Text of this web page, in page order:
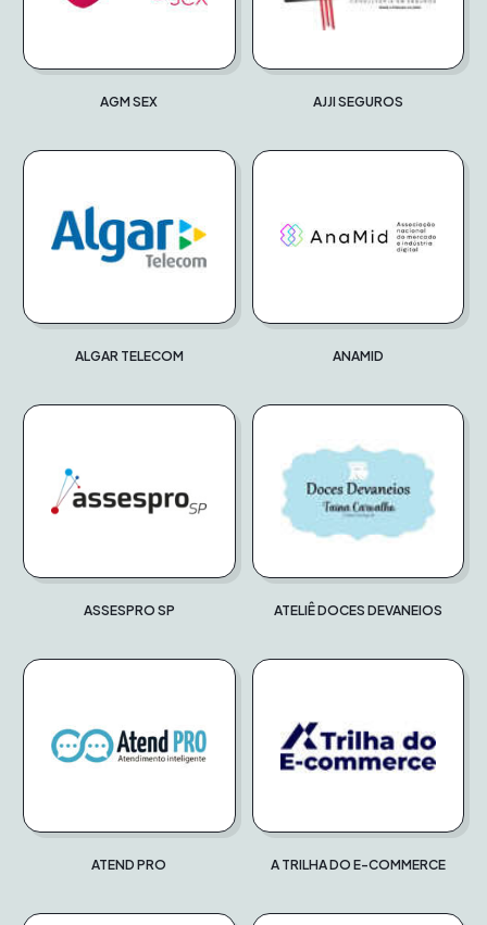
AGM SEX AJJI SEGUROS
ALGAR TELECOM ANAMID
ASSESPRO SP ATELIÊ DOCES DEVANEIOS
ATEND PRO A TRILHA DO E-COMMERCE